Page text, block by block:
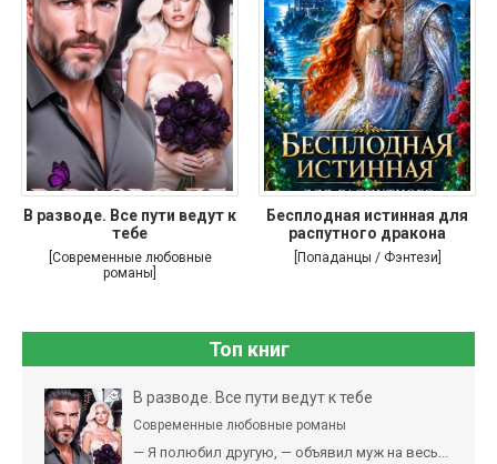
В разводе. Все пути ведут к
тебе
[Современные любовные
романы]
Бесплодная истинная для
распутного дракона
[Попаданцы / Фэнтези]
Топ книг
В разводе. Все пути ведут к тебе
Современные любовные романы
— Я полюбил другую, — объявил муж на весь...